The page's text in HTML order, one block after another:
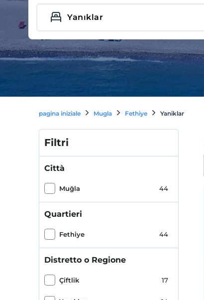
pagina iniziale Mugla Fethiye Yaniklar
Filtri
Città
Muğla 44
Quartieri
Fethiye 44
Distretto o Regione
Çiftlik 17